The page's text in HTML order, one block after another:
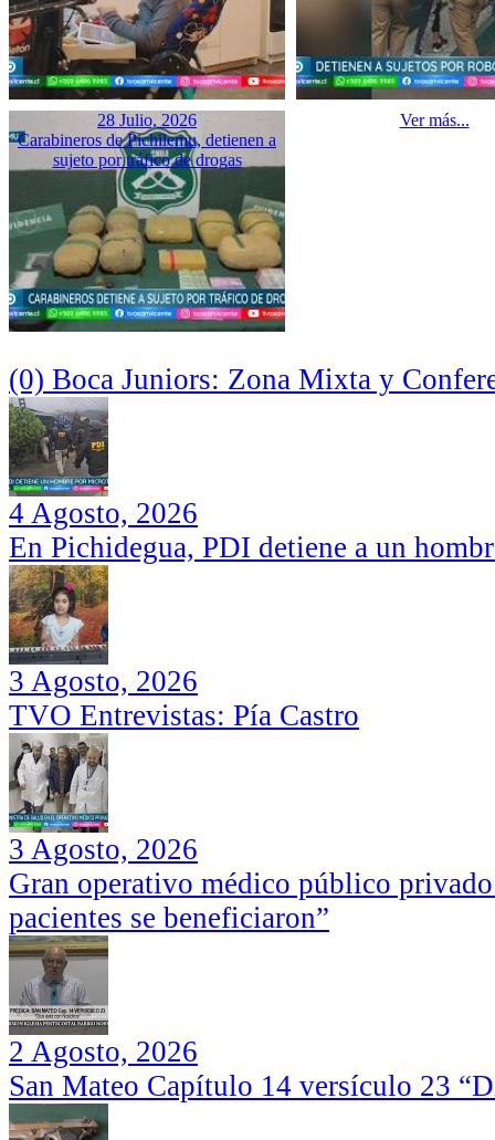
28 Julio, 2026
Carabineros de Pichilemu, detienen a
sujeto por tráfico de drogas
Ver más...
(0) Boca Juniors: Zona Mixta y
4 Agosto, 2026
En Pichidegua, PDI detiene a un
3 Agosto, 2026
TVO Entrevistas: Pía Castro
3 Agosto, 2026
Gran operativo médico público
pacientes se beneficiaron”
2 Agosto, 2026
San Mateo Capítulo 14 versículo 23